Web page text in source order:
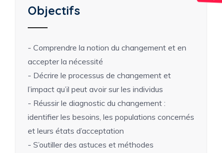
Objectifs
- Comprendre la notion du changement et en
accepter la nécessité
- Décrire le processus de changement et
l’impact qu’il peut avoir sur les individus
- Réussir le diagnostic du changement :
identifier les besoins, les populations concernés
et leurs états d’acceptation
- S’outiller des astuces et méthodes